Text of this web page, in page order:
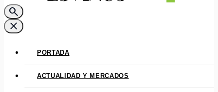
search
close
PORTADA
ACTUALIDAD Y MERCADOS